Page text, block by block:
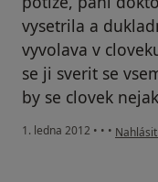
vysetrila a
vyvolava v
se ji sverit se
by se clovek
1. ledna 2012 • • • podle